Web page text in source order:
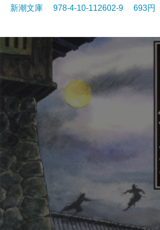
新潮文庫 978-4-10-112602-9 693円